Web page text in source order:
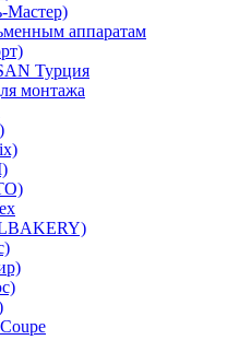
Мастер)
аппаратам
Турция
монтажа